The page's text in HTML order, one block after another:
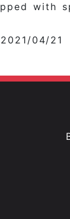
with
2021/04/21